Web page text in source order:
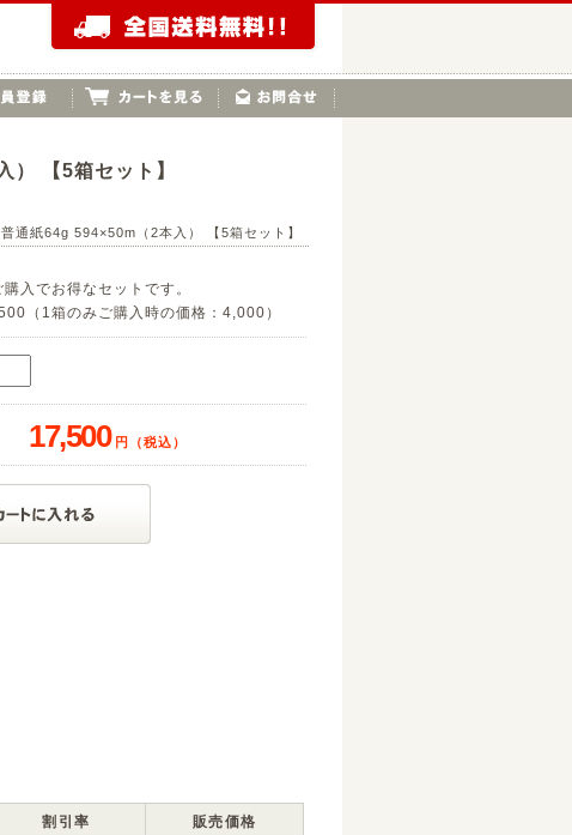
【5箱セット】
通紙64g 594×50m（2本入） 【5箱セット】
入でお得なセットです。
（1箱のみご購入時の価格：4,000）
17,500 円（税込）
割引率 販売価格